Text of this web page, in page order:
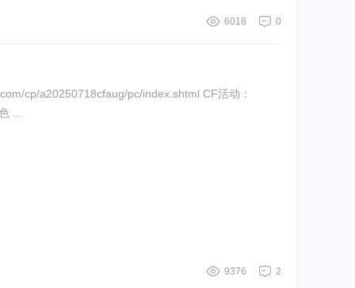
0
6018
cp/a20250718cfaug/pc/index.shtml CF活动：
...
2
9376